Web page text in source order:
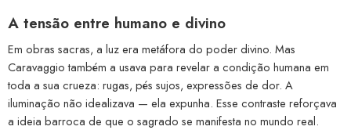
A tensão entre humano e divino
Em obras sacras, a luz era metáfora do poder divino. Mas
Caravaggio também a usava para revelar a condição humana em
toda a sua crueza: rugas, pés sujos, expressões de dor. A
iluminação não idealizava — ela expunha. Esse contraste reforçava
a ideia barroca de que o sagrado se manifesta no mundo real.